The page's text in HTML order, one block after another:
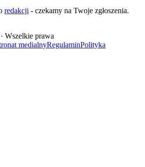
redakcji - czekamy na Twoje zgłoszenia.
Wszelkie prawa
medialnyRegulaminPolityka